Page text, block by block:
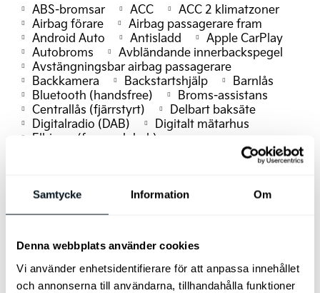
Samtycke Information Om
Denna webbplats använder cookies
Vi använder enhetsidentifierare för att anpassa innehållet
och annonserna till användarna, tillhandahålla funktioner
ABS-bromsar ACC
ACC 2 klimatzoner
Airbag förare
Airbag passagerare fram
Android Auto
Antisladd
Apple CarPlay
Autobroms
Avbländande innerbackspegel
Avstängningsbar airbag passagerare
Backkamera
Backstartshjälp
Barnlås
Bluetooth (handsfree)
Broms-assistans
Centrallås (fjärrstyrt)
Delbart baksäte
Digitalradio (DAB)
Digitalt mätarhus
Elhissar (fram och bak)
Elstol förare
Eluppvärmda sidospeglar
Farthållare
Fällbara baksäten
Färddator
Körfilsassistans
LED Strålkastare
Ljussensor
Läslampa
Motorvärmare (kupéuttag)
Multifunktionsratt
Parkeringsassistans